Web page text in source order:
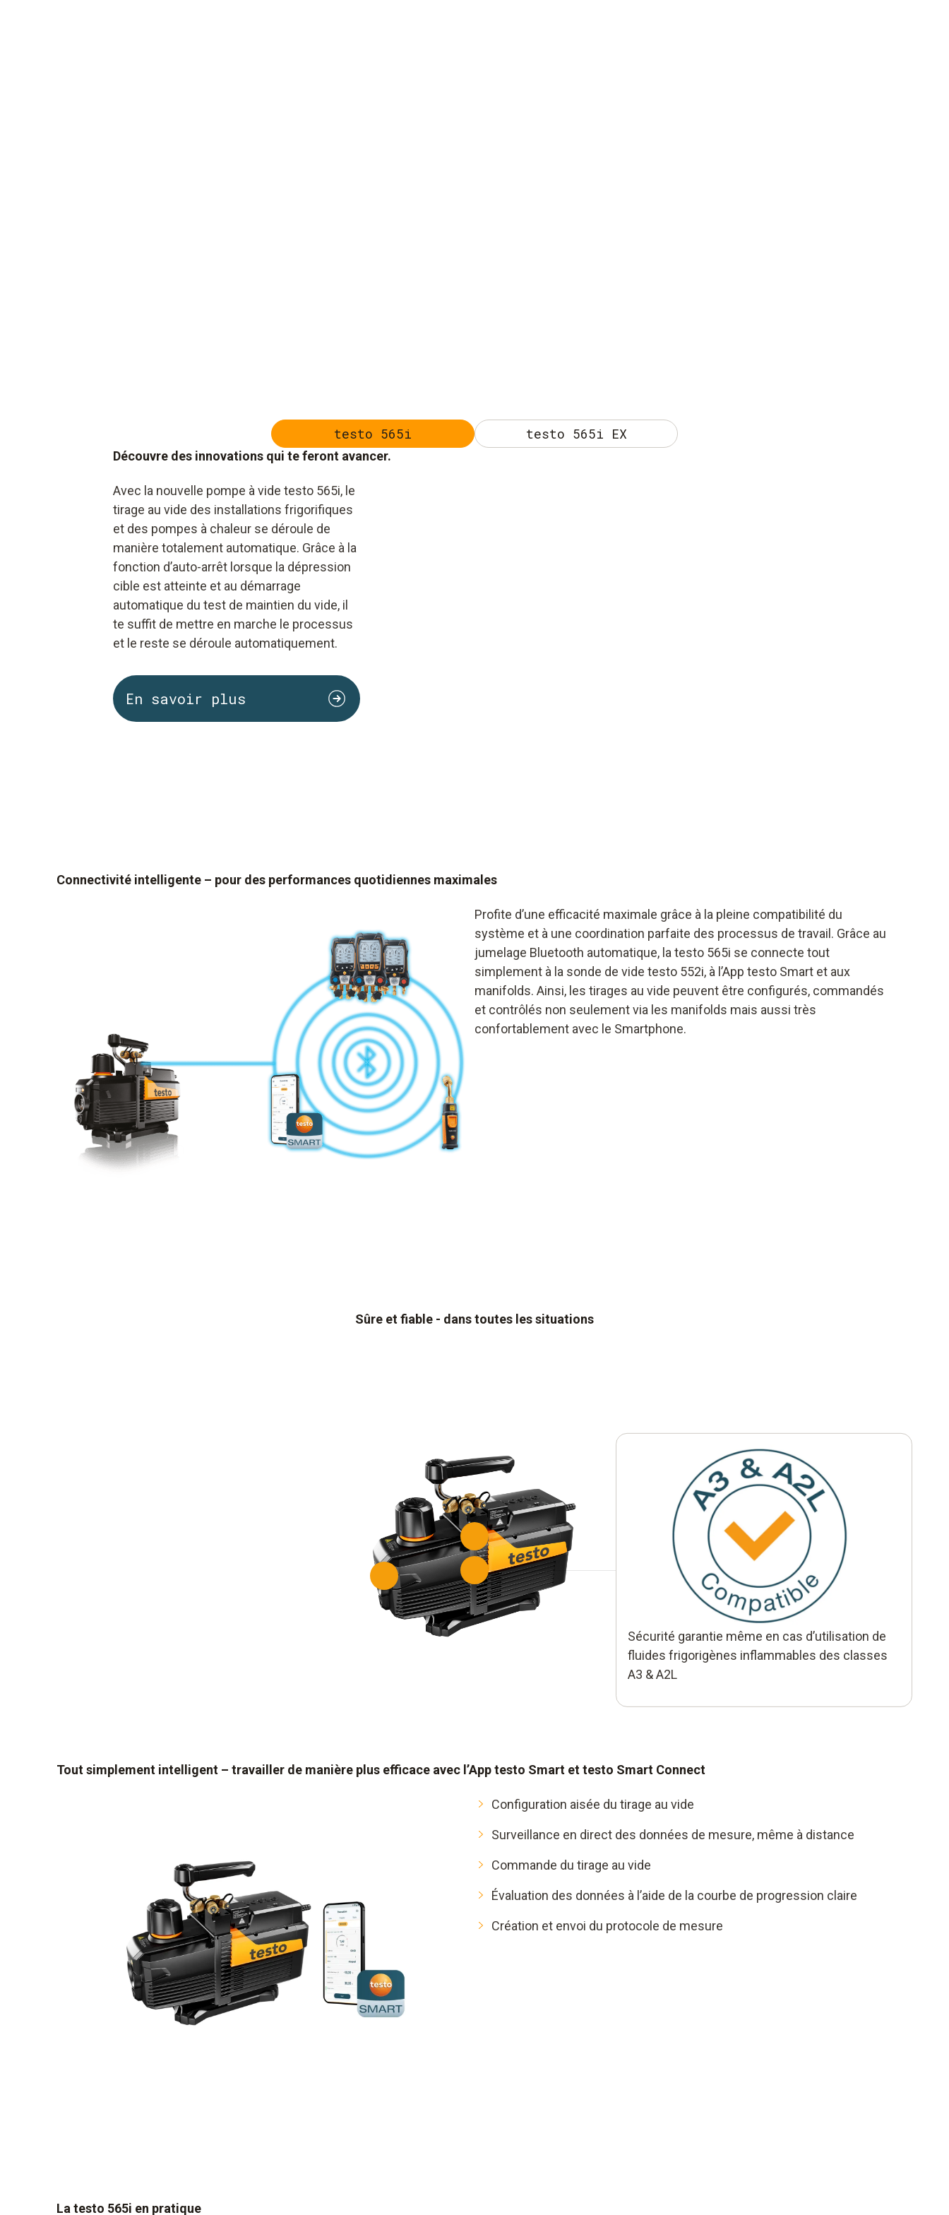
testo 565i testo 565i EX
Découvre des innovations qui te feront avancer.
Avec la nouvelle pompe à vide testo 565i, le
tirage au vide des installations frigorifiques
et des pompes à chaleur se déroule de
manière totalement automatique. Grâce à la
fonction d’auto-arrêt lorsque la dépression
cible est atteinte et au démarrage
automatique du test de maintien du vide, il
te suffit de mettre en marche le processus
et le reste se déroule automatiquement.
En savoir plus
Connectivité intelligente – pour des performances quotidiennes maximales
Profite d’une efficacité maximale grâce à la pleine compatibilité du
système et à une coordination parfaite des processus de travail. Grâce au
jumelage Bluetooth automatique, la testo 565i se connecte tout
simplement à la sonde de vide testo 552i, à l’App testo Smart et aux
manifolds. Ainsi, les tirages au vide peuvent être configurés, commandés
et contrôlés non seulement via les manifolds mais aussi très
confortablement avec le Smartphone.
Sûre et fiable - dans toutes les situations
Sécurité garantie même en cas d’utilisation de
fluides frigorigènes inflammables des classes
A3 & A2L
Clapet anti-retour pour éviter une perte de vide
en cas de rupture de courant
Tout simplement intelligent – travailler de manière plus efficace avec l’App testo Smart et testo Smart Connect
Configuration aisée du tirage au vide
Surveillance en direct des données de mesure, même à distance
Commande du tirage au vide
Évaluation des données à l’aide de la courbe de progression claire
Création et envoi du protocole de mesure
La testo 565i en pratique